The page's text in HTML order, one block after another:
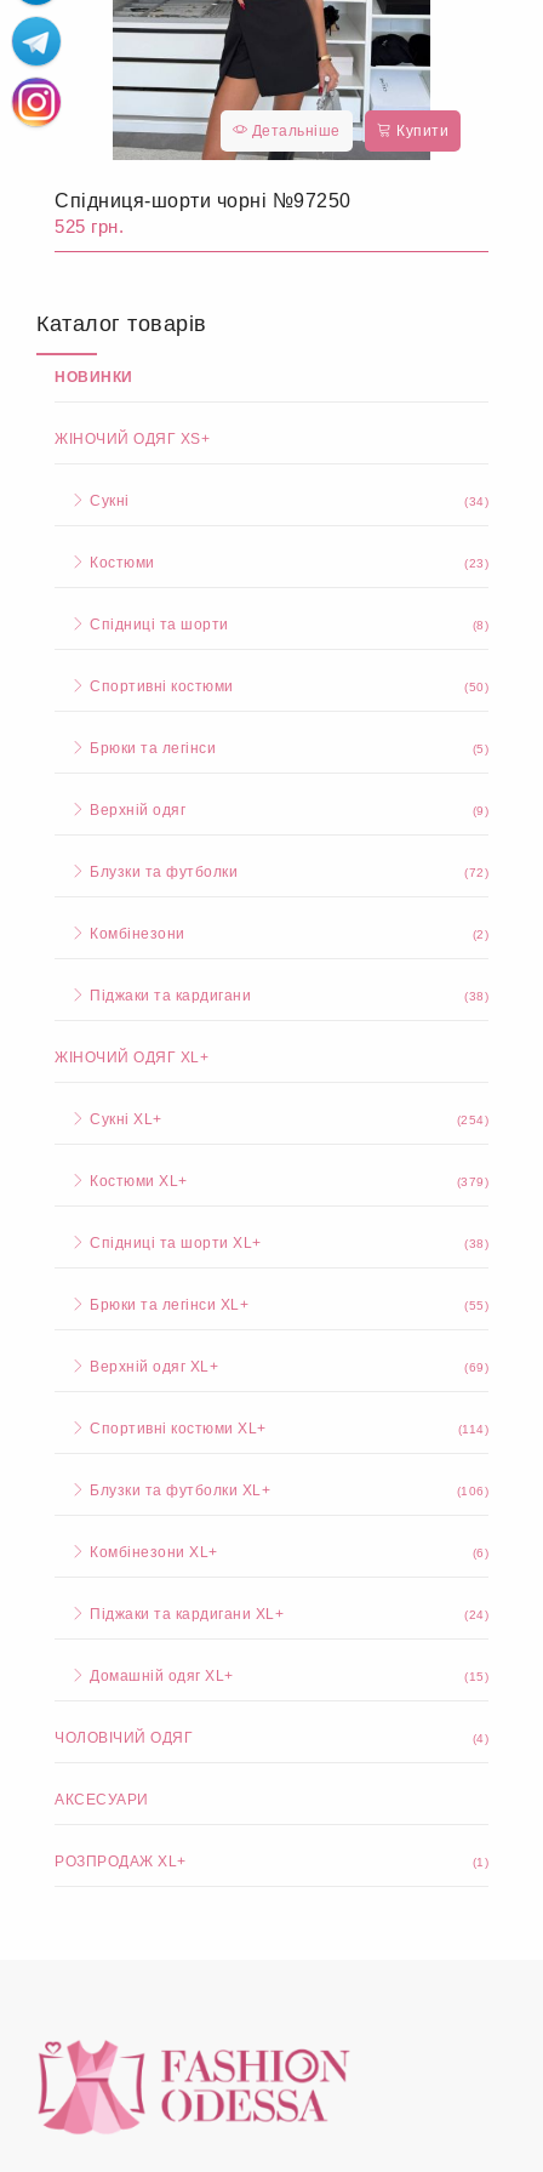
Детальніше Купити
Спідниця-шорти чорні №97250
525 грн.
Каталог товарів
НОВИНКИ
ЖІНОЧИЙ ОДЯГ XS+
Сукні (34)
Костюми (23)
Спідниці та шорти (8)
Спортивні костюми (50)
Брюки та легінси (5)
Верхній одяг (9)
Блузки та футболки (72)
Комбінезони (2)
Піджаки та кардигани (38)
ЖІНОЧИЙ ОДЯГ XL+
Сукні XL+ (254)
Костюми XL+ (379)
Спідниці та шорти XL+ (38)
Брюки та легінси XL+ (55)
Верхній одяг XL+ (69)
Спортивні костюми XL+ (114)
Блузки та футболки XL+ (106)
Комбінезони XL+ (6)
Піджаки та кардигани XL+ (24)
Домашній одяг XL+ (15)
ЧОЛОВІЧИЙ ОДЯГ (4)
АКСЕСУАРИ
РОЗПРОДАЖ XL+ (1)